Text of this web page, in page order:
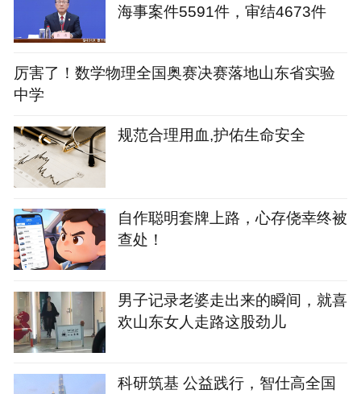
海事案件5591件，审结4673件
厉害了！数学物理全国奥赛决赛落地山东省实验
中学
规范合理用血,护佑生命安全
自作聪明套牌上路，心存侥幸终被
查处！
男子记录老婆走出来的瞬间，就喜
欢山东女人走路这股劲儿
科研筑基 公益践行，智仕高全国